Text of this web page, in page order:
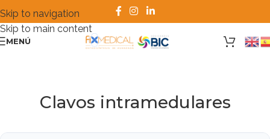
Skip to navigation
Skip to main content
MENÚ
Clavos intramedulares